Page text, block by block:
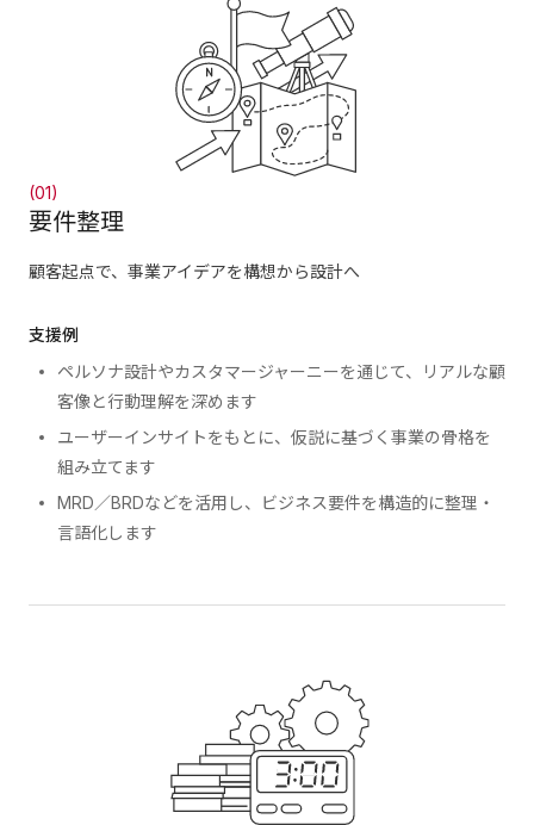
(01)
要件整理
顧客起点で、事業アイデアを構想から設計へ
支援例
ペルソナ設計やカスタマージャーニーを通じて、リアルな顧
客像と行動理解を深めます
ユーザーインサイトをもとに、仮説に基づく事業の骨格を
組み立てます
MRD／BRDなどを活用し、ビジネス要件を構造的に整理・
言語化します